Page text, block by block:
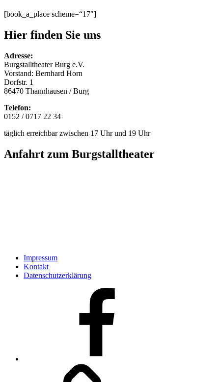
[book_a_place scheme=“17″]
Hier finden Sie uns
Adresse:
Burgstalltheater Burg e.V.
Vorstand: Bernhard Horn
Dorfstr. 1
86470 Thannhausen / Burg
Telefon:
0152 / 0717 22 34
täglich erreichbar zwischen 17 Uhr und 19 Uhr
Anfahrt zum Burgstalltheater
Impressum
Kontakt
Datenschutzerklärung